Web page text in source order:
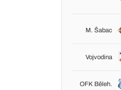
M. Šabac
Vojvodina
OFK Běleh.